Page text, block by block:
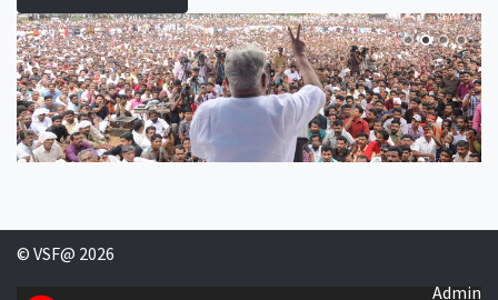
© VSF@ 2026
Admin